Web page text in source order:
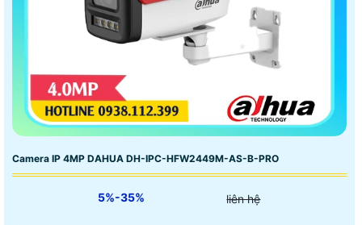
Camera IP 4MP DAHUA DH-IPC-HFW2449M-AS-B-PRO
5%-35% liên hệ